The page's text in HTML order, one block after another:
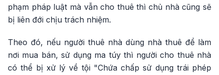
phạm pháp luật mà vẫn cho thuê thì chủ nhà cũng sẽ
bị liên đới chịu trách nhiệm.
Theo đó, nếu người thuê nhà dùng nhà thuê để làm
nơi mua bán, sử dụng ma túy thì người cho thuê nhà
có thể bị xử lý về tội "Chứa chấp sử dụng trái phép